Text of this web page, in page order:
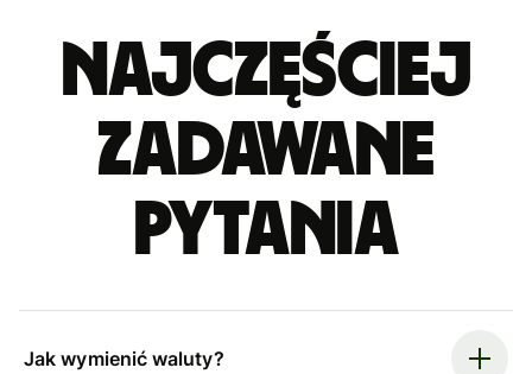
Najczęściej
zadawane
pytania
Jak wymienić waluty?